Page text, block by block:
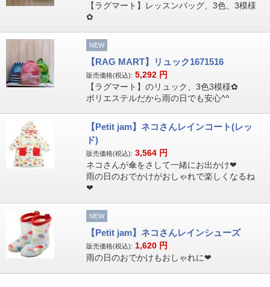
【ラグマート】レッスンバッグ、3色、3模様
✿
NEW
【RAG MART】リュック1671516
販売価格(税込): 5,292 円
【ラグマート】のリュック、3色3模様✿
ポリエステルだから雨の日でも安心^^
【Petit jam】ネコさんレインコート(レッ
ド)
販売価格(税込): 3,564 円
ネコさんが傘をさして一緒にお出かけ❤
雨の日のおでかけがおしゃれで楽しくなるね
❤
NEW
【Petit jam】ネコさんレインシューズ
販売価格(税込): 1,620 円
雨の日のおでかけもおしゃれに❤